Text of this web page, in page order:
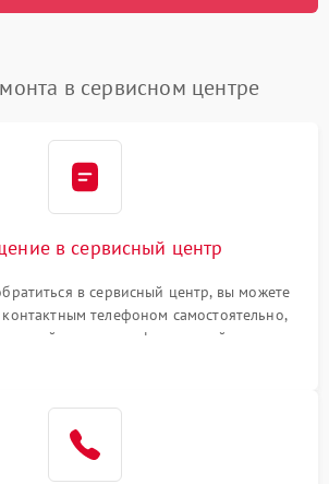
в сервисном центре
в сервисный центр
в сервисный центр, вы можете
контактным телефоном самостоятельно,
свой номер телефона на сайте